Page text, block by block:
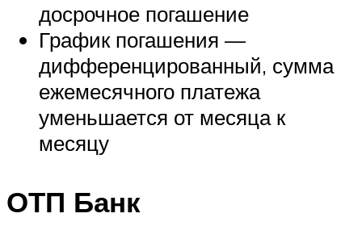
досрочное погашение
График погашения —
дифференцированный, сумма
ежемесячного платежа
уменьшается от месяца к
месяцу
ОТП Банк